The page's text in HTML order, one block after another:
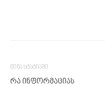
წინა სტატიაში
რა ინფორმაციას